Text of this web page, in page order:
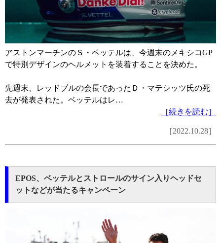
アストンマーチンのＳ・ベッテルは、今週末のメキシコGP
で特別デザインのヘルメットを装着することを決めた。
先週末、レッドブルの会長であったＤ・マテシッツ氏の死
去が発表された。ベッテルはレ…
［続きを読む］
［2022.10.28］
EPOS、ベッテルとストロールのサイン入りヘッドセ
ットなどが当たるキャンペーン